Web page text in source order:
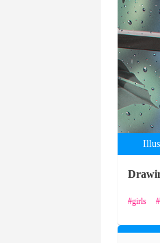
girls